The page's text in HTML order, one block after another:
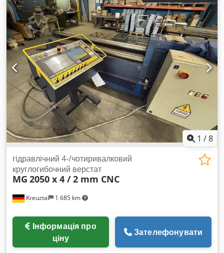
загальна вага:14 200 кг, робоча довжина:2 000 мм,
ТЕХНІЧНІ ХАРАКТЕРИСТИКИ Довжина згину: 2000 мм
Максимальна товщина листа: 20 мм Продуктивність
згинання: 15/11 мм Діаметр нижнього валка: 280 мм Dedjzi
D Saspfx Aa Dekr Діаметр верхнього валка: 300 мм
ТЕХНІЧНІ ХАРАКТЕРИСТИКИ ОБЛАДНАННЯ Потужність
головного приводу: 16,2 кВт Потужність приводу верхнього
валка: 4,8 кВт Потужність приводу нижнього валка: 3,7 кВт
Вага: 14 200 кг
1 /8
Kreuztal 1 685 km
гідравлічний 4-/чотиривалковий
круглогибочний верстат
MG 2050 x 4 / 2 mm CNC
ціну
Зателефонувати